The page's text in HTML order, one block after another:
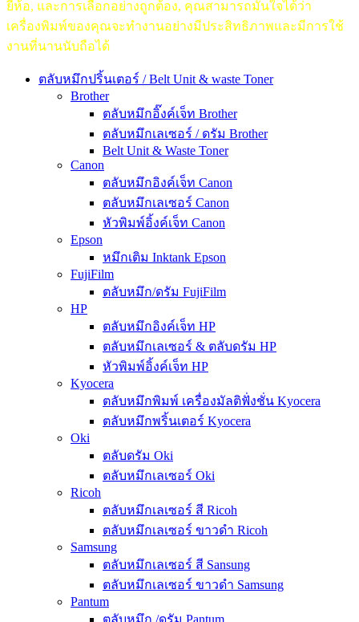
ยี่ห้อ, และการเลือกอย่างถูกต้อง, คุณสามารถมั่นใจได้ว่า
เครื่องพิมพ์ของคุณจะทำงานอย่างมีประสิทธิภาพและมีการใช้
งานที่นานนับถือได้
ตลับหมึกปริ้นเตอร์ / Belt Unit & waste Toner
Brother
ตลับหมึกอิ๊งค์เจ็ท Brother
ตลับหมึกเลเซอร์ / ดรัม Brother
Belt Unit & Waste Toner
Canon
ตลับหมึกอิงค์เจ็ท Canon
ตลับหมึกเลเซอร์ Canon
หัวพิมพ์อิ้งค์เจ็ท Canon
Epson
หมึกเติม Inktank Epson
FujiFilm
ตลับหมึก/ดรัม FujiFilm
HP
ตลับหมึกอิงค์เจ็ท HP
ตลับหมึกเลเซอร์ & ตลับดรัม HP
หัวพิมพ์อิ้งค์เจ็ท HP
Kyocera
ตลับหมึกพิมพ์ เครื่องมัลติฟั่งชั่น Kyocera
ตลับหมึกพริ้นเตอร์ Kyocera
Oki
ตลับดรัม Oki
ตลับหมึกเลเซอร์ Oki
Ricoh
ตลับหมึกเลเซอร์ สี Ricoh
ตลับหมึกเลเซอร์ ขาวดำ Ricoh
Samsung
ตลับหมึกเลเซอร์ สี Sansung
ตลับหมึกเลเซอร์ ขาวดำ Samsung
Pantum
ตลับหมึก /ดรัม Pantum